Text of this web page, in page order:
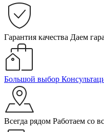
Гарантия качества Даем
Большой выбор
Всегда рядом Работаем со